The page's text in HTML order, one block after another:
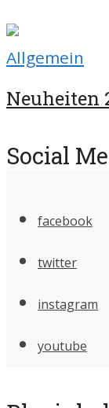
Allgemein
Neuheiten
Social
facebook
twitter
instagram
youtube